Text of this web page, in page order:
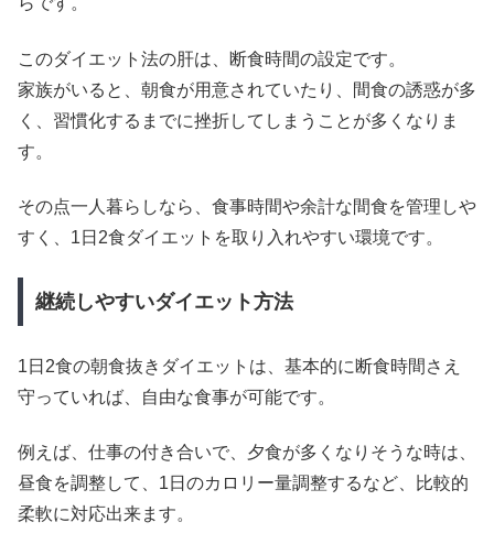
このダイエット法の肝は、断食時間の設定です。
家族がいると、朝食が用意されていたり、間食の誘惑が多
く、習慣化するまでに挫折してしまうことが多くなりま
す。
その点一人暮らしなら、食事時間や余計な間食を管理しや
すく、1日2食ダイエットを取り入れやすい環境です。
継続しやすいダイエット方法
1日2食の朝食抜きダイエットは、基本的に断食時間さえ
守っていれば、自由な食事が可能です。
例えば、仕事の付き合いで、夕食が多くなりそうな時は、
昼食を調整して、1日のカロリー量調整するなど、比較的
柔軟に対応出来ます。